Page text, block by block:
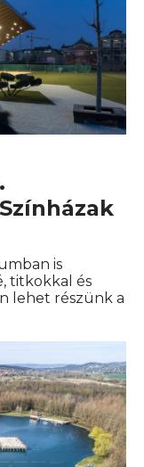
is
titkokkal és
lehet részünk a